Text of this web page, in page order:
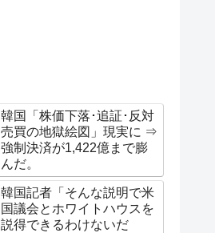
韓国「株価下落･追証･反対
売買の地獄絵図」現実に ⇒
強制決済が1,422億まで膨
んだ。
韓国記者「そんな説明で米
国議会とホワイトハウスを
説得できるわけないだ